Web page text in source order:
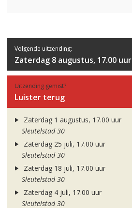
Volgende uitzending:
Zaterdag 8 augustus, 17.00 uur
Uitzending gemist?
Luister terug
Zaterdag 1 augustus, 17.00 uur
Sleutelstad 30
Zaterdag 25 juli, 17.00 uur
Sleutelstad 30
Zaterdag 18 juli, 17.00 uur
Sleutelstad 30
Zaterdag 4 juli, 17.00 uur
Sleutelstad 30